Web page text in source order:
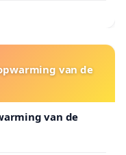
van de
van de